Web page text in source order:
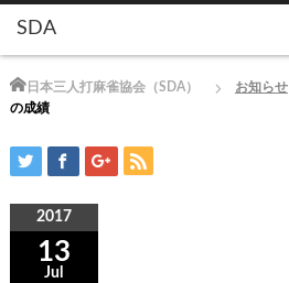
日本三人打麻雀協会（SDA）
Home お知らせ
の成績
2017
13
Jul